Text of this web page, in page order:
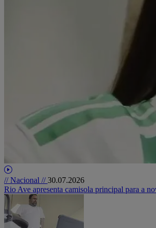
// Nacional //30.07.2026
Rio Ave apresenta camisola principal para a